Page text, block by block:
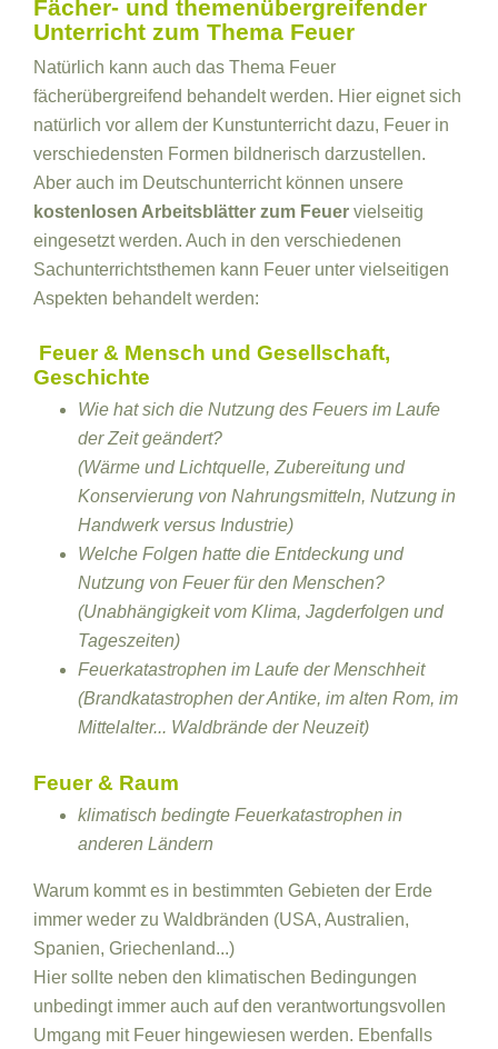
Fächer- und themenübergreifender
Unterricht zum Thema Feuer
Natürlich kann auch das Thema Feuer
fächerübergreifend behandelt werden. Hier eignet sich
natürlich vor allem der Kunstunterricht dazu, Feuer in
verschiedensten Formen bildnerisch darzustellen.
Aber auch im Deutschunterricht können unsere
kostenlosen Arbeitsblätter zum Feuer vielseitig
eingesetzt werden. Auch in den verschiedenen
Sachunterrichtsthemen kann Feuer unter vielseitigen
Aspekten behandelt werden:
Feuer & Mensch und Gesellschaft,
Geschichte
Wie hat sich die Nutzung des Feuers im Laufe
der Zeit geändert?
(Wärme und Lichtquelle, Zubereitung und
Konservierung von Nahrungsmitteln, Nutzung in
Handwerk versus Industrie)
Welche Folgen hatte die Entdeckung und
Nutzung von Feuer für den Menschen?
(Unabhängigkeit vom Klima, Jagderfolgen und
Tageszeiten)
Feuerkatastrophen im Laufe der Menschheit
(Brandkatastrophen der Antike, im alten Rom, im
Mittelalter... Waldbrände der Neuzeit)
Feuer & Raum
klimatisch bedingte Feuerkatastrophen in
anderen Ländern
Warum kommt es in bestimmten Gebieten der Erde
immer weder zu Waldbränden (USA, Australien,
Spanien, Griechenland...)
Hier sollte neben den klimatischen Bedingungen
unbedingt immer auch auf den verantwortungsvollen
Umgang mit Feuer hingewiesen werden. Ebenfalls